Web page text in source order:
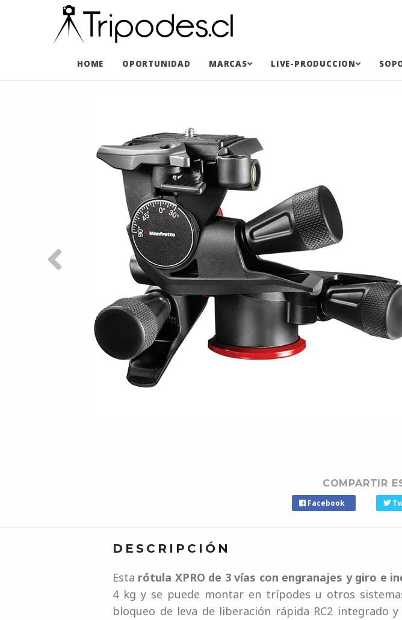
HOME OPORTUNIDAD MARCAS LIVE-PRODUCCION
COMPARTIR
Facebook
DESCRIPCIÓN
Esta rótula XPRO de 3 vías con engranajes y giro e
4 kg y se puede montar en trípodes u otros
bloqueo de leva de liberación rápida RC2 integrado